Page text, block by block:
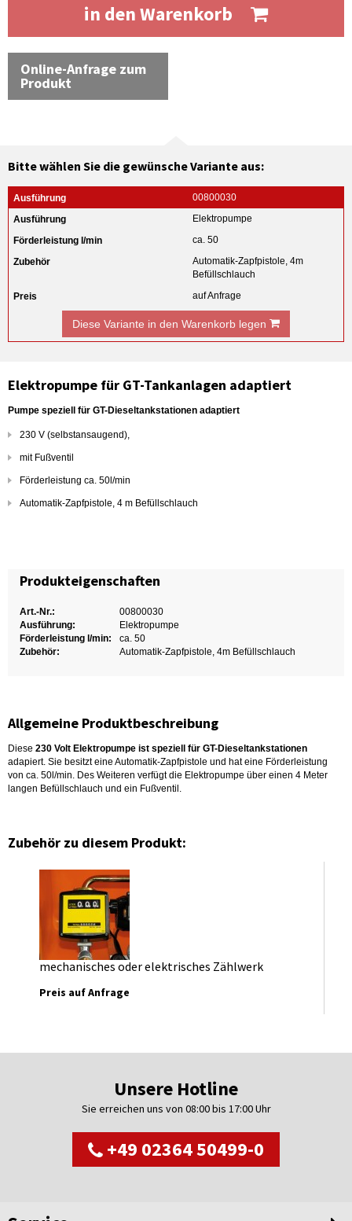
in den Warenkorb
Online-Anfrage zum
Produkt
Bitte wählen Sie die gewünsche Variante aus:
00800030
Elektropumpe
ca. 50
Automatik-Zapfpistole, 4m
Befüllschlauch
auf Anfrage
Diese Variante in den Warenkorb legen
Elektropumpe für GT-Tankanlagen adaptiert
Pumpe speziell für GT-Dieseltankstationen adaptiert
230 V (selbstansaugend),
mit Fußventil
Förderleistung ca. 50l/min
Automatik-Zapfpistole, 4 m Befüllschlauch
Produkteigenschaften
Art.-Nr.:
00800030
Ausführung:
Elektropumpe
Förderleistung l/min:
ca. 50
Zubehör:
Automatik-Zapfpistole, 4m Befüllschlauch
Allgemeine Produktbeschreibung
Diese 230 Volt Elektropumpe ist speziell für GT-Dieseltankstationen
adapiert. Sie besitzt eine Automatik-Zapfpistole und hat eine Förderleistung
von ca. 50l/min. Des Weiteren verfügt die Elektropumpe über einen 4 Meter
langen Befüllschlauch und ein Fußventil.
Zubehör zu diesem Produkt:
mechanisches oder elektrisches Zählwerk
Preis auf Anfrage
Unsere Hotline
Sie erreichen uns von 08:00 bis 17:00 Uhr
+49 02364 50499-0